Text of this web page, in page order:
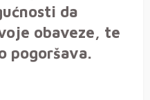
da
obaveze, te
pogoršava.